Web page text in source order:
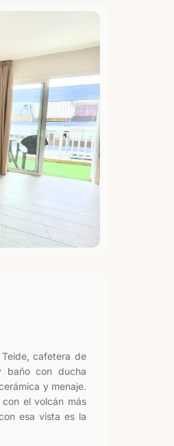
cafetera de
baño con ducha
y menaje.
el volcán más
esa vista es la